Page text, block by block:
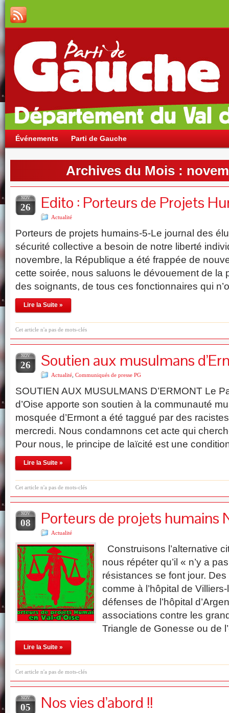
Événements Parti de Gauche
Archives du Mois :
NOV
26 Edito : Porteurs de Projets
Actualité
Porteurs de projets humains-5-Le journal des
sécurité collective a besoin de notre liberté
novembre, la République a été frappée de
cette soirée, nous saluons le dévouement de la
des soignants, de tous ces fonctionnaires qui
Lire la Suite »
Cet article n'a pas de mots-clés
NOV
26 Soutien aux musulmans
Actualité Communiqués de presse PG
SOUTIEN AUX MUSULMANS D’ERMONT Le
d’Oise apporte son soutien à la communauté
mosquée d’Ermont a été taggué par des
mercredi. Nous condamnons cet acte qui
Pour nous, le principe de laïcité est une
Lire la Suite »
Cet article n'a pas de mots-clés
NOV
08 Porteurs de projets humains
Actualité
Construisons l’alternative
nous répéter qu’il « n’y a
résistances se font jour.
comme à l’hôpital de
défenses de l’hôpital
associations contre les
Triangle de Gonesse ou de
Lire la Suite »
Cet article n'a pas de mots-clés
NOV
05 Nos vies d’abord !!